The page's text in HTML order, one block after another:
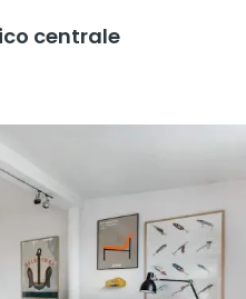
centrale